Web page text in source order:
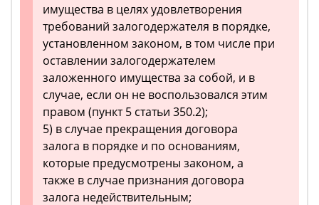
имущества в целях удовлетворения
требований залогодержателя в порядке,
установленном законом, в том числе при
оставлении залогодержателем
заложенного имущества за собой, и в
случае, если он не воспользовался этим
правом (пункт 5 статьи 350.2);
5) в случае прекращения договора
залога в порядке и по основаниям,
которые предусмотрены законом, а
также в случае признания договора
залога недействительным;